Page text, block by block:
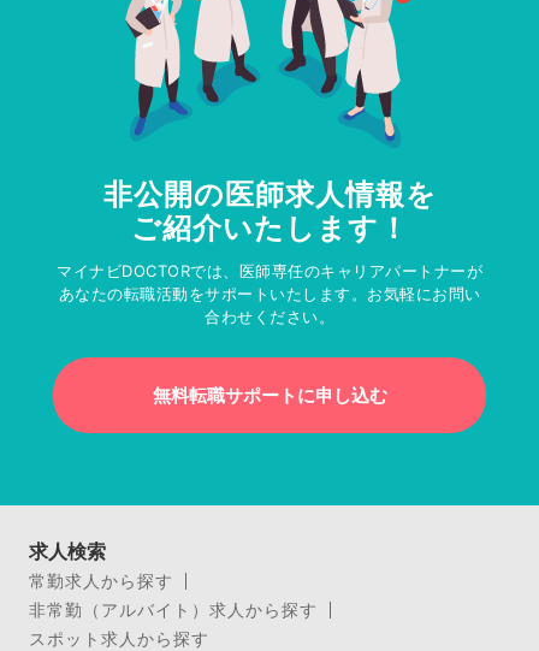
非公開の医師求人情報を
ご紹介いたします！
マイナビDOCTORでは、医師専任のキャリアパートナーが
あなたの転職活動をサポートいたします。お気軽にお問い
合わせください。
無料転職サポートに申し込む
求人検索
常勤求人から探す
非常勤（アルバイト）求人から探す
スポット求人から探す